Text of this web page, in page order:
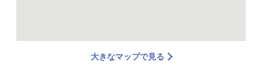
大きなマップで見る